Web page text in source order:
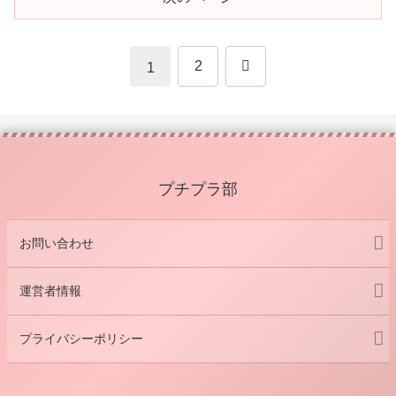
1 2 次
プチプラ部
お問い合わせ
運営者情報
プライバシーポリシー